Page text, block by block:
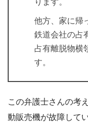
ります。
他方、家に帰
鉄道会社の占
占有離脱物横
す。
この弁護士さんの考
動販売機が故障して